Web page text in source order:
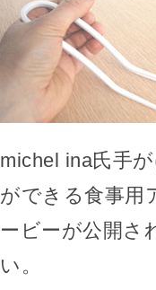
michel ina氏手
ができる食事用
ービーが公開さ
い。